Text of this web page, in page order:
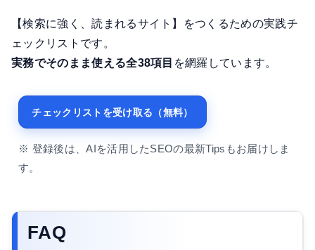
【検索に強く、読まれるサイト】をつくるための実践チ
ェックリストです。
実務でそのまま使える全38項目 を網羅しています。
チェックリストを受け取る（無料）
※ 登録後は、AIを活用したSEOの最新Tipsもお届けしま
す。
FAQ